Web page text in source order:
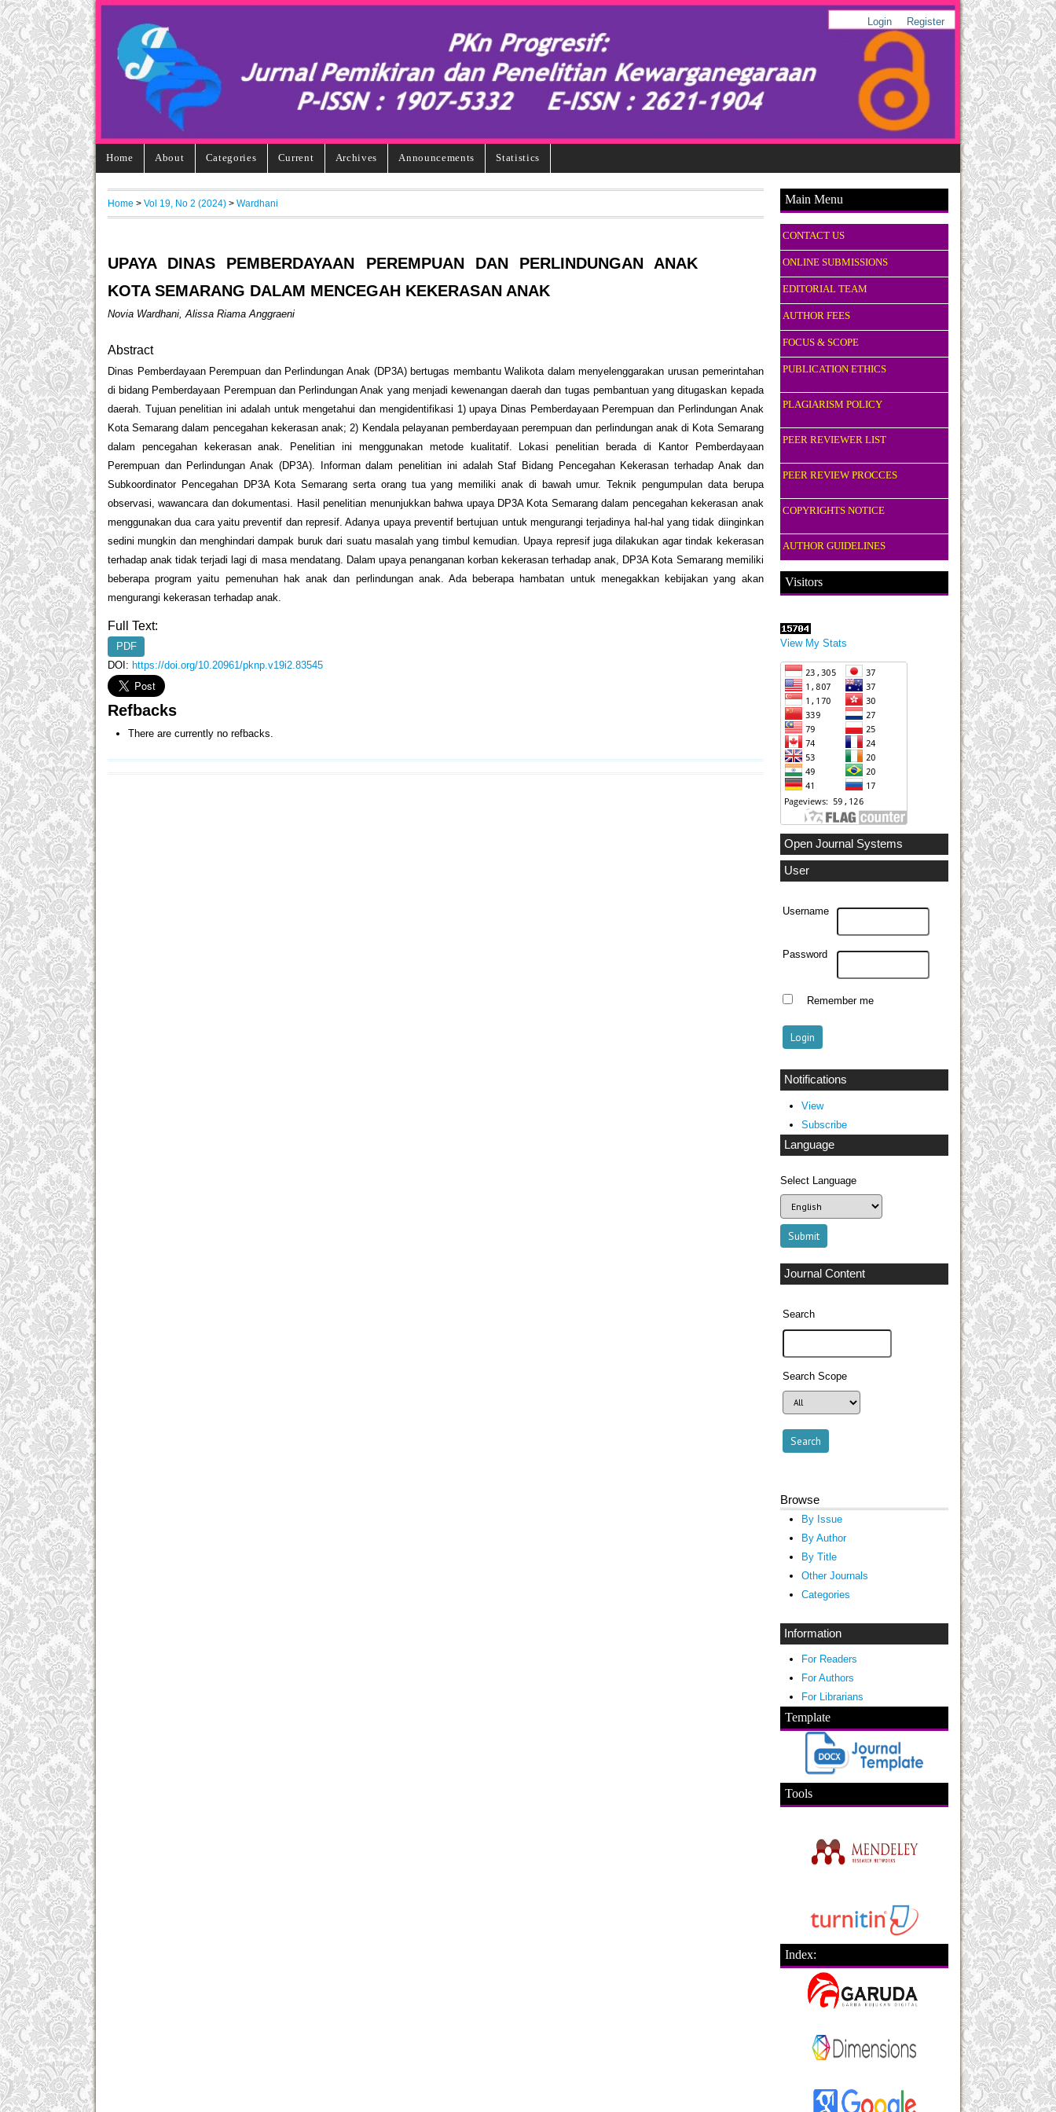
Login Register
Home About Categories Current Archives Announcements Statistics
Main Menu
CONTACT US
ONLINE SUBMISSIONS
EDITORIAL TEAM
AUTHOR FEES
FOCUS & SCOPE
PUBLICATION ETHICS
PLAGIARISM POLICY
PEER REVIEWER LIST
PEER REVIEW PROCCES
COPYRIGHTS NOTICE
AUTHOR GUIDELINES
Visitors
View My Stats
Open Journal Systems
User
Username
Password
Remember me
Notifications
View
Subscribe
Language
Select Language
Journal Content
Search
Search Scope
Browse
By Issue
By Author
By Title
Other Journals
Categories
Information
For Readers
For Authors
For Librarians
Template
Tools
Index:
Home > Vol 19, No 2 (2024) > Wardhani
UPAYA DINAS PEMBERDAYAAN PEREMPUAN DAN PERLINDUNGAN ANAK
KOTA SEMARANG DALAM MENCEGAH KEKERASAN ANAK
Novia Wardhani, Alissa Riama Anggraeni
Abstract
Dinas Pemberdayaan Perempuan dan Perlindungan Anak (DP3A) bertugas membantu Walikota dalam menyelenggarakan urusan pemerintahan
di bidang Pemberdayaan Perempuan dan Perlindungan Anak yang menjadi kewenangan daerah dan tugas pembantuan yang ditugaskan kepada
daerah. Tujuan penelitian ini adalah untuk mengetahui dan mengidentifikasi 1) upaya Dinas Pemberdayaan Perempuan dan Perlindungan Anak
Kota Semarang dalam pencegahan kekerasan anak; 2) Kendala pelayanan pemberdayaan perempuan dan perlindungan anak di Kota Semarang
dalam pencegahan kekerasan anak. Penelitian ini menggunakan metode kualitatif. Lokasi penelitian berada di Kantor Pemberdayaan
Perempuan dan Perlindungan Anak (DP3A). Informan dalam penelitian ini adalah Staf Bidang Pencegahan Kekerasan terhadap Anak dan
Subkoordinator Pencegahan DP3A Kota Semarang serta orang tua yang memiliki anak di bawah umur. Teknik pengumpulan data berupa
observasi, wawancara dan dokumentasi. Hasil penelitian menunjukkan bahwa upaya DP3A Kota Semarang dalam pencegahan kekerasan anak
menggunakan dua cara yaitu preventif dan represif. Adanya upaya preventif bertujuan untuk mengurangi terjadinya hal-hal yang tidak diinginkan
sedini mungkin dan menghindari dampak buruk dari suatu masalah yang timbul kemudian. Upaya represif juga dilakukan agar tindak kekerasan
terhadap anak tidak terjadi lagi di masa mendatang. Dalam upaya penanganan korban kekerasan terhadap anak, DP3A Kota Semarang memiliki
beberapa program yaitu pemenuhan hak anak dan perlindungan anak. Ada beberapa hambatan untuk menegakkan kebijakan yang akan
mengurangi kekerasan terhadap anak.
Full Text:
PDF
DOI: https://doi.org/10.20961/pknp.v19i2.83545
Refbacks
There are currently no refbacks.